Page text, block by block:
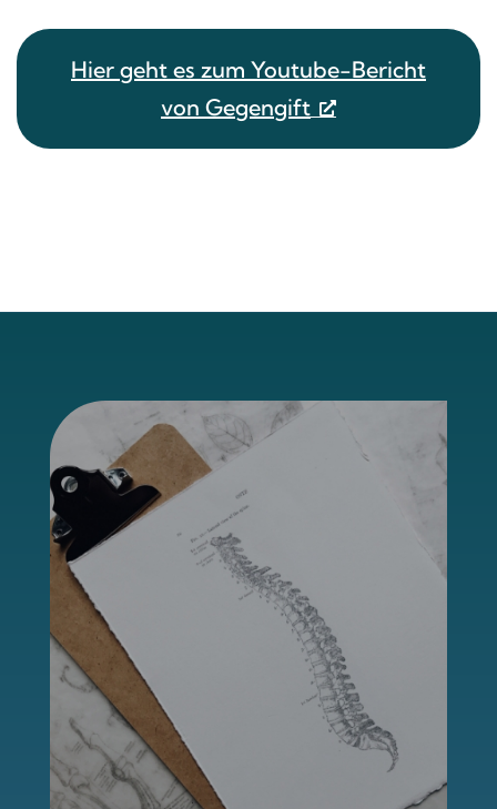
Hier geht es zum Youtube-Bericht
von Gegengift